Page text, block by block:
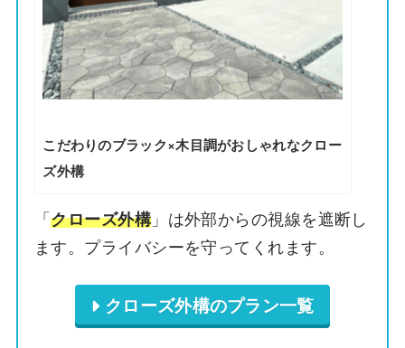
こだわりのブラック×木目調がおしゃれなクロー
ズ外構
「クローズ外構」は外部からの視線を遮断し
ます。プライバシーを守ってくれます。
クローズ外構のプラン一覧